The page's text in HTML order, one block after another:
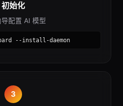
初始化
配置 AI 模型
--install-daemon
3